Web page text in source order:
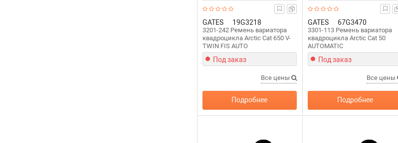
GATES 19G3218
3201-242 Ремень вариатора
квадроцикла Arctic Cat 650 V-
TWIN FIS AUTO
Под заказ
Все цены
Подробнее
GATES 67G3470
3301-113 Ремень вариатора
квадроцикла Arctic Cat 50
AUTOMATIC
Под заказ
Все цены
Подробнее